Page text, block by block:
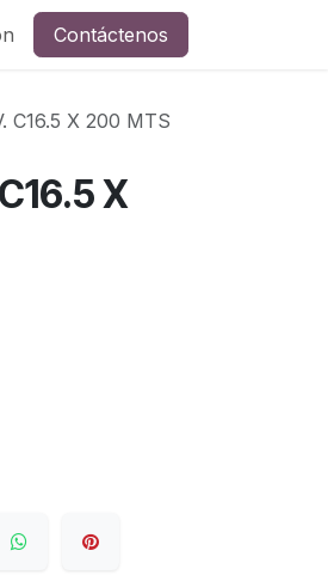
Contáctenos
C16.5 X 200 MTS
X